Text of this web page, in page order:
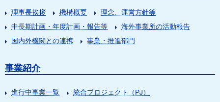
理事長挨拶 機構概要
理念、運営方針等
中長期計画・年度計画・報告等
海外事業所の活動報告
国内外機関との連携
事業・推進部門
事業紹介
進行中事業一覧
統合プロジェクト（PJ）